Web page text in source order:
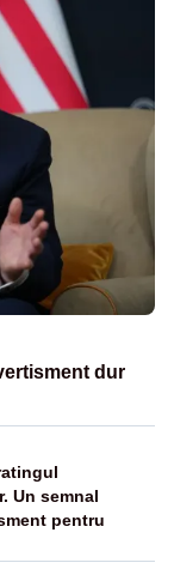
dur
Un semnal
pentru